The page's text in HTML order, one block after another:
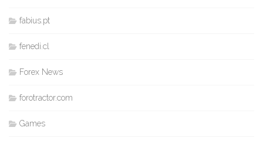
fabius.pt
fenedi.cl
Forex News
forotractor.com
Games